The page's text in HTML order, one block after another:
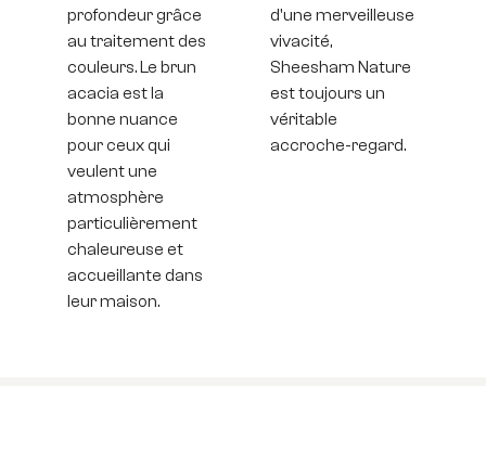
profondeur grâce
au traitement des
couleurs. Le brun
acacia est la
bonne nuance
pour ceux qui
veulent une
atmosphère
particulièrement
chaleureuse et
accueillante dans
leur maison.
d'une merveilleuse
vivacité,
Sheesham Nature
est toujours un
véritable
accroche-regard.